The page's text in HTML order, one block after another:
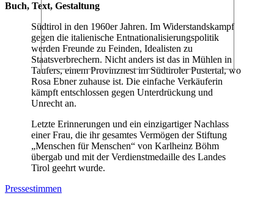
Buch, Text, Gestaltung
Südtirol in den 1960er Jahren. Im Widerstandskampf
gegen die italienische Entnationalisierungspolitik
werden Freunde zu Feinden, Idealisten zu
Staatsverbrechern. Nicht anders ist das in Mühlen in
Taufers, einem Provinznest im Südtiroler Pustertal, wo
Rosa Ebner zuhause ist. Die einfache Verkäuferin
kämpft entschlossen gegen Unterdrückung und
Unrecht an.
Letzte Erinnerungen und ein einzigartiger Nachlass
einer Frau, die ihr gesamtes Vermögen der Stiftung
„Menschen für Menschen“ von Karlheinz Böhm
übergab und mit der Verdienstmedaille des Landes
Tirol geehrt wurde.
Pressestimmen